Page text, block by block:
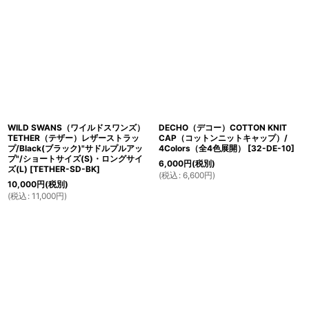
WILD SWANS（ワイルドスワンズ）
TETHER（テザー）レザーストラッ
プ/Black(ブラック)"サドルプルアッ
プ"/ショートサイズ(S)・ロングサイ
ズ(L) [TETHER-SD-BK]
10,000円(税別)
(税込 : 11,000円)
DECHO（デコー）COTTON KNIT
CAP（コットンニットキャップ）/
4Colors（全4色展開）
[32-DE-10]
6,000円(税別)
(税込 : 6,600円)